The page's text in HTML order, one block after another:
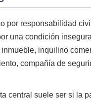
por responsabilidad
una condición
inquilino
compañía de
central suele ser si la
capaz, responde
encontrar en su
- Mick